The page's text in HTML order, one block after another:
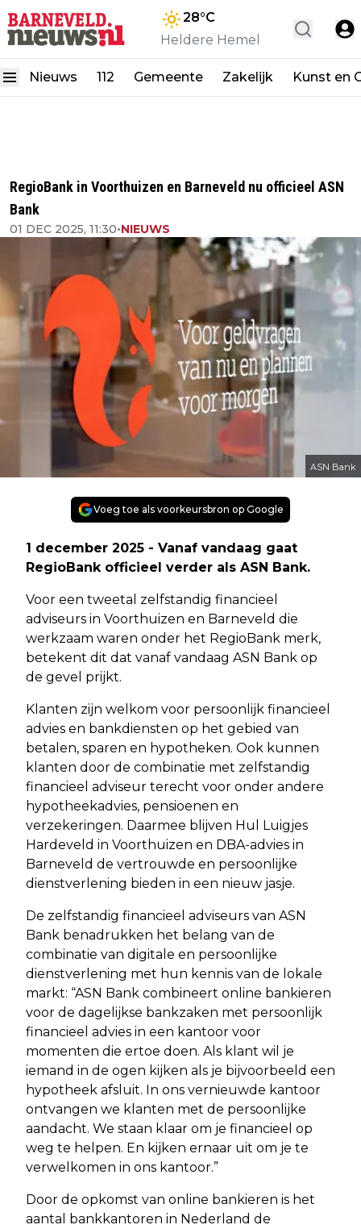
28°C
Heldere Hemel
Nieuws 112 Gemeente Zakelijk Kunst en
RegioBank in Voorthuizen en Barneveld nu officieel ASN
Bank
01 DEC 2025, 11:30•NIEUWS
ASN Bank
Voeg toe als voorkeursbron op Google
1 december 2025 - Vanaf vandaag gaat
RegioBank officieel verder als ASN Bank.
Voor een tweetal zelfstandig financieel
adviseurs in Voorthuizen en Barneveld die
werkzaam waren onder het RegioBank merk,
betekent dit dat vanaf vandaag ASN Bank op
de gevel prijkt.
Klanten zijn welkom voor persoonlijk financieel
advies en bankdiensten op het gebied van
betalen, sparen en hypotheken. Ook kunnen
klanten door de combinatie met zelfstandig
financieel adviseur terecht voor onder andere
hypotheekadvies, pensioenen en
verzekeringen. Daarmee blijven Hul Luigjes
Hardeveld in Voorthuizen en DBA-advies in
Barneveld de vertrouwde en persoonlijke
dienstverlening bieden in een nieuw jasje.
De zelfstandig financieel adviseurs van ASN
Bank benadrukken het belang van de
combinatie van digitale en persoonlijke
dienstverlening met hun kennis van de lokale
markt: “ASN Bank combineert online bankieren
voor de dagelijkse bankzaken met persoonlijk
financieel advies in een kantoor voor
momenten die ertoe doen. Als klant wil je
iemand in de ogen kijken als je bijvoorbeeld een
hypotheek afsluit. In ons vernieuwde kantoor
ontvangen we klanten met de persoonlijke
aandacht. We staan klaar om je financieel op
weg te helpen. En kijken ernaar uit om je te
verwelkomen in ons kantoor.”
Door de opkomst van online bankieren is het
aantal bankkantoren in Nederland de